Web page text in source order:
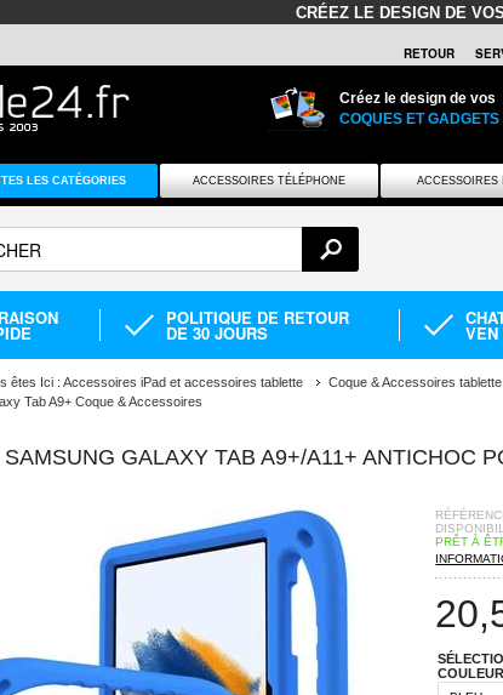
CRÉEZ LE DESIGN DE
RETOUR
Créez le design de vos
COQUES ET GADGETS
LES CATÉGORIES ACCESSOIRES TÉLÉPHONE ACCESSOIRES
POLITIQUE DE RETOUR
DE 30 JOURS VEN
êtes Ici : Accessoires iPad et accessoires tablette Coque & Accessoires tablette
Tab A9+ Coque & Accessoires
GALAXY TAB A9+/A11+ ANTICHOC
PRÊT À
COULEUR